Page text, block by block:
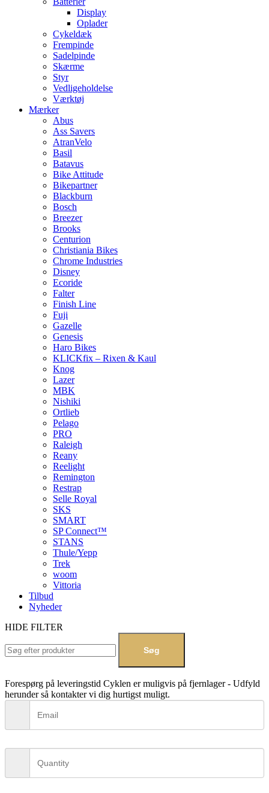
Display
Oplader
Cykeldæk
Frempinde
Sadelpinde
Skærme
Styr
Vedligeholdelse
Værktøj
Mærker
Abus
Ass Savers
AtranVelo
Basil
Batavus
Bike Attitude
Bikepartner
Blackburn
Bosch
Breezer
Brooks
Centurion
Christiania Bikes
Chrome Industries
Disney
Ecoride
Falter
Finish Line
Fuji
Gazelle
Genesis
Haro Bikes
KLICKfix – Rixen & Kaul
Knog
Lazer
MBK
Nishiki
Ortlieb
Pelago
PRO
Raleigh
Reany
Reelight
Remington
Restrap
Selle Royal
SKS
SMART
SP Connect™
STANS
Thule/Yepp
Trek
woom
Vittoria
Tilbud
Nyheder
HIDE FILTER
Søg
Forespørg på leveringstid Cyklen er muligvis på fjernlager - Udfyld
herunder så kontakter vi dig hurtigst muligt.